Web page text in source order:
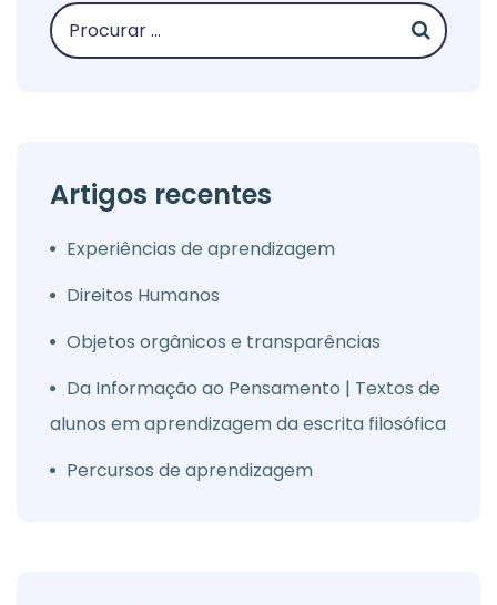
Artigos recentes
Experiências de aprendizagem
Direitos Humanos
Objetos orgânicos e transparências
Da Informação ao Pensamento | Textos de
alunos em aprendizagem da escrita filosófica
Percursos de aprendizagem